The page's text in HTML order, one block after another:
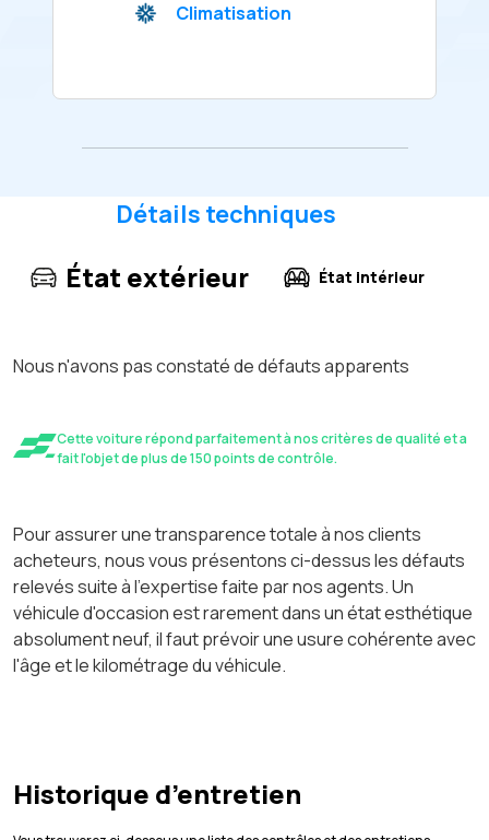
Climatisation
Détails techniques
État extérieur État intérieur
Nous n'avons pas constaté de défauts apparents
Cette voiture répond parfaitement à nos critères de qualité et a
fait l'objet de plus de 150 points de contrôle.
Pour assurer une transparence totale à nos clients
acheteurs, nous vous présentons ci-dessus les défauts
relevés suite à l'expertise faite par nos agents. Un
véhicule d'occasion est rarement dans un état esthétique
absolument neuf, il faut prévoir une usure cohérente avec
l'âge et le kilométrage du véhicule.
Historique d’entretien